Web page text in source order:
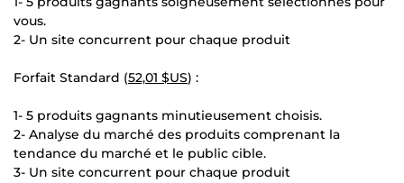
vous.
2- Un site concurrent pour chaque produit
Forfait Standard (52,01 $US) :
1- 5 produits gagnants minutieusement choisis.
2- Analyse du marché des produits comprenant la
tendance du marché et le public cible.
3- Un site concurrent pour chaque produit